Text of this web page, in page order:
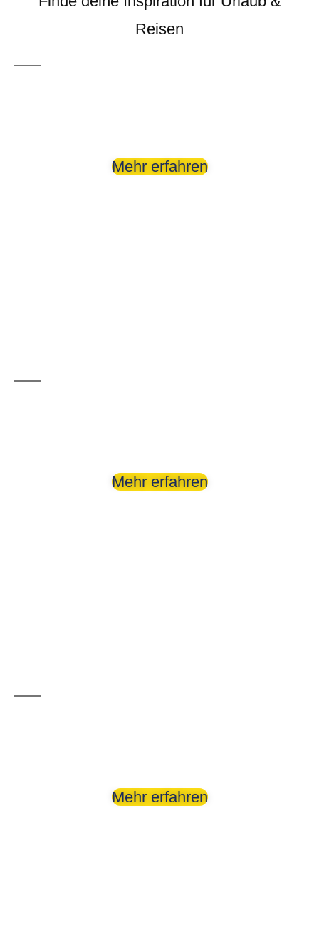
Reisen
Mehr erfahren
Mehr erfahren
Mehr erfahren